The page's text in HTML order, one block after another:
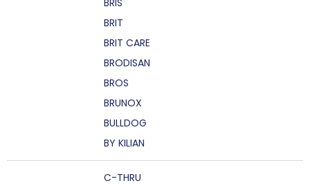
BRIS
BRIT
BRIT CARE
BRODISAN
BROS
BRUNOX
BULLDOG
BY KILIAN
C-THRU